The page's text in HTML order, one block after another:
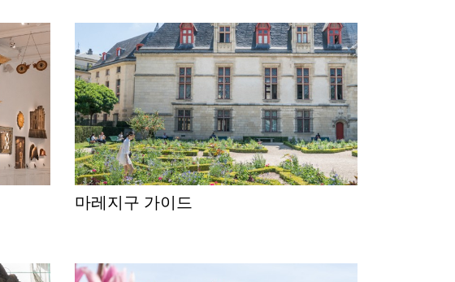
마레지구 가이드